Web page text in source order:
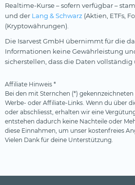
Realtime-Kurse – sofern verfügbar –
und der Lang & Schwarz (Aktien, ETFs,
(Kryptowährungen).
Die Isarvest GmbH übernimmt für die
Informationen keine Gewährleistung
sicherstellen, dass die Daten vollständig
Affiliate Hinweis *
Bei den mit Sternchen (*)
Werbe- oder Affiliate-Links. Wenn du über
oder abschliesst, erhalten wir eine
entstehen dadurch keine Nachteile oder
diese Einnahmen, um unser kostenfreies
Vielen Dank für deine Unterstützung.